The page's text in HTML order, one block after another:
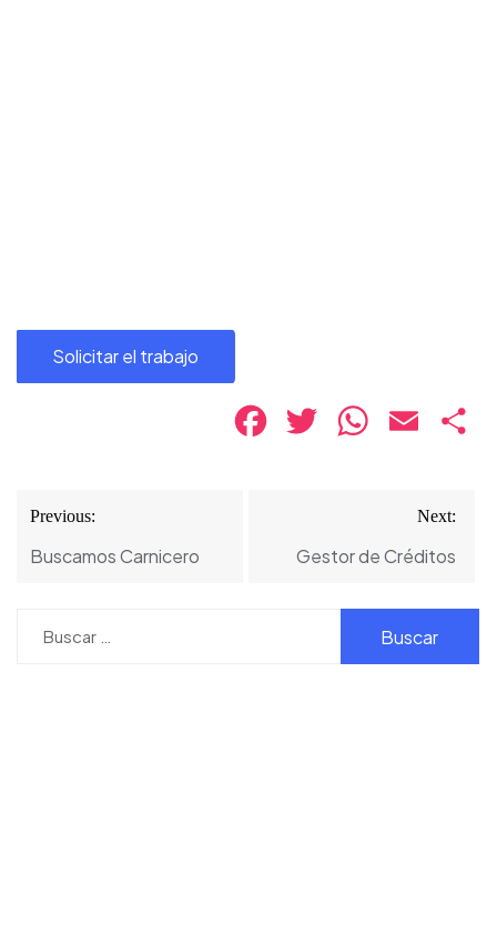
Facebook
Twitter WhatsApp
Email
Navegación
de
Previous:
Buscamos Carnicero
Next:
Gestor de Créditos